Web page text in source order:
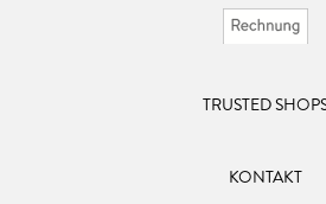
TRUSTED
KONTAKT